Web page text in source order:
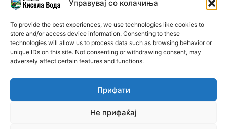
Управувај со колачиња
To provide the best experiences, we use technologies like cookies to
store and/or access device information. Consenting to these
technologies will allow us to process data such as browsing behavior or
unique IDs on this site. Not consenting or withdrawing consent, may
adversely affect certain features and functions.
Прифати
Не прифаќај